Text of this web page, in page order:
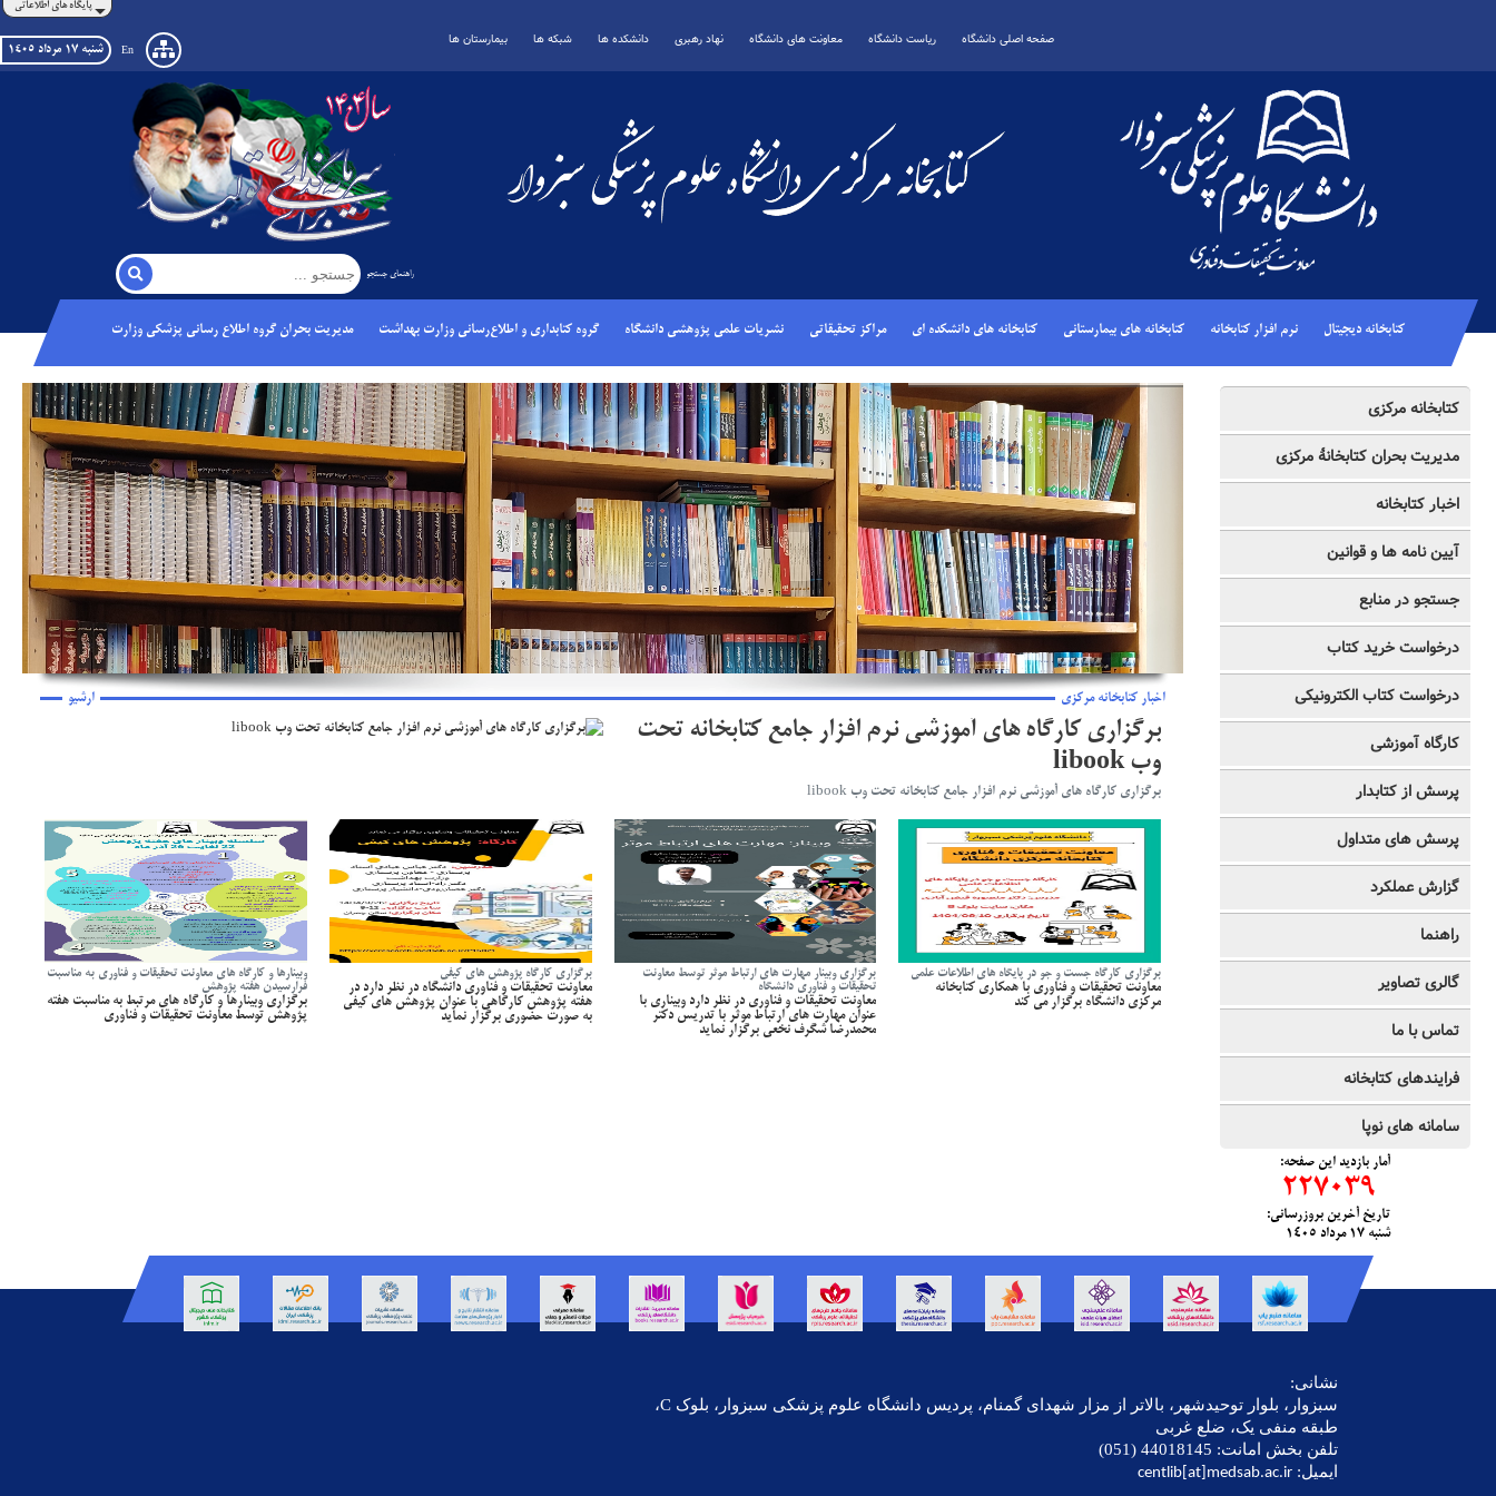
پایگاه های اطلاعاتی
صفحه اصلی دانشگاه ریاست دانشگاه معاونت های دانشگاه نهاد رهبری دانشکده ها شبکه ها بیمارستان ها
شنبه ١٧ مرداد ١٤٠٥ En
راهنمای جستجو
کتابخانه دیجیتال نرم افزار کتابخانه کتابخانه های بیمارستانی کتابخانه های دانشکده ای مراکز تحقیقاتی نشریات علمی پژوهشی دانشگاه گروه کتابداری و اطلاع‌رسانی وزارت بهداشت مدیریت بحران گروه اطلاع رسانی پزشکی وزارت
کتابخانه مرکزی
مدیریت بحران کتابخانۀ مرکزی
اخبار کتابخانه
آیین نامه ها و قوانین
جستجو در منابع
درخواست خرید کتاب
درخواست کتاب الکترونیکی
کارگاه آموزشی
پرسش از کتابدار
پرسش های متداول
گزارش عملکرد
راهنما
گالری تصاویر
تماس با ما
فرایندهای کتابخانه
سامانه های نوپا
آمار بازديد این صفحه:
227039
تاریخ آخرین بروزرسانی:
شنبه ١٧ مرداد ١٤٠٥
اخبار کتابخانه مرکزی ارشیو
برگزاری کارگاه های آموزشی نرم افزار جامع کتابخانه تحت
وب libook
برگزاری کارگاه های آموزشی نرم افزار جامع کتابخانه تحت وب libook
برگزاری کارگاه جست و جو در پایگاه های اطلاعات علمی
معاونت تحقیقات و فناوری با همکاری کتابخانه
مرکزی دانشگاه برگزار می کند
برگزاری وبینار مهارت های ارتباط موثر توسط معاونت
تحقیقات و فناوری دانشگاه
معاونت تحقیقات و فناوری در نظر دارد وبیناری با
عنوان مهارت های ارتباط موثر با تدریس دکتر
محمدرضا شگرف نخعی برگزار نماید
برگزاری کارگاه پژوهش های کیفی
معاونت تحقیقات و فناوری دانشگاه در نظر دارد در
هفته پژوهش کارگاهی با عنوان پژوهش های کیفی
به صورت حضوری برگزار نماید
وبینارها و کارگاه های معاونت تحقیقات و فناوری به مناسبت
فرارسیدن هفته پژوهش
برگزاری وبینارها و کارگاه های مرتبط به مناسبت هفته
پژوهش توسط معاونت تحقیقات و فناوری
نشانی:
سبزوار، بلوار توحیدشهر، بالاتر از مزار شهدای گمنام، پردیس دانشگاه علوم پزشکی سبزوار، بلوک C،
طبقه منفی یک، ضلع غربی
تلفن بخش امانت: 44018145 (051)
ایمیل: centlib[at]medsab.ac.ir